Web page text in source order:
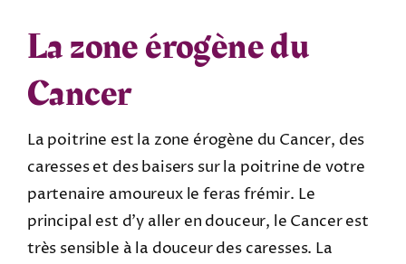
La zone érogène du
Cancer
La poitrine est la zone érogène du Cancer, des
caresses et des baisers sur la poitrine de votre
partenaire amoureux le feras frémir. Le
principal est d’y aller en douceur, le Cancer est
très sensible à la douceur des caresses. La